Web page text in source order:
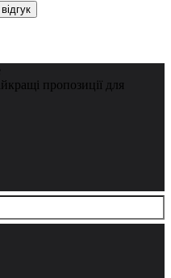
пропозиції для